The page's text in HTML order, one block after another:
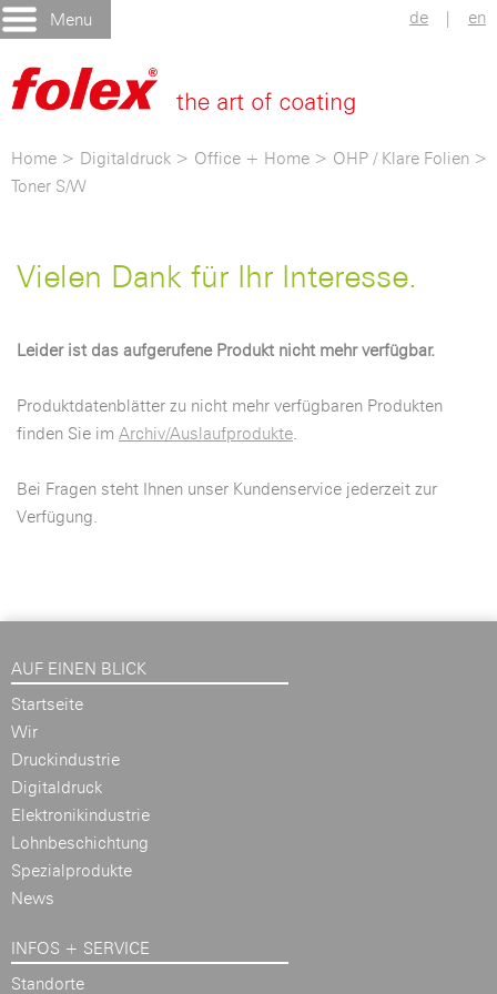
Menu de | en
Home > Digitaldruck > Office + Home > OHP / Klare Folien >
Toner S/W
Vielen Dank für Ihr Interesse.
Leider ist das aufgerufene Produkt nicht mehr verfügbar.
Produktdatenblätter zu nicht mehr verfügbaren Produkten
finden Sie im Archiv/Auslaufprodukte.
Bei Fragen steht Ihnen unser Kundenservice jederzeit zur
Verfügung.
AUF EINEN BLICK
Startseite
Wir
Druckindustrie
Digitaldruck
Elektronikindustrie
Lohnbeschichtung
Spezialprodukte
News
INFOS + SERVICE
Standorte